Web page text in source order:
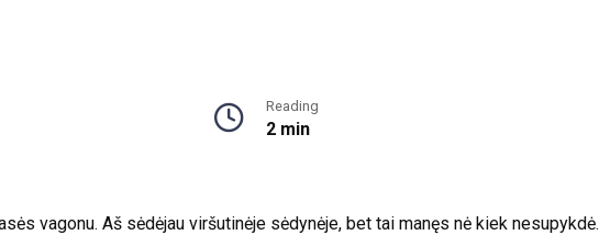
Reading
2 min
vagonu. Aš sėdėjau viršutinėje sėdynėje, bet tai manęs nė kiek nesupykdė.